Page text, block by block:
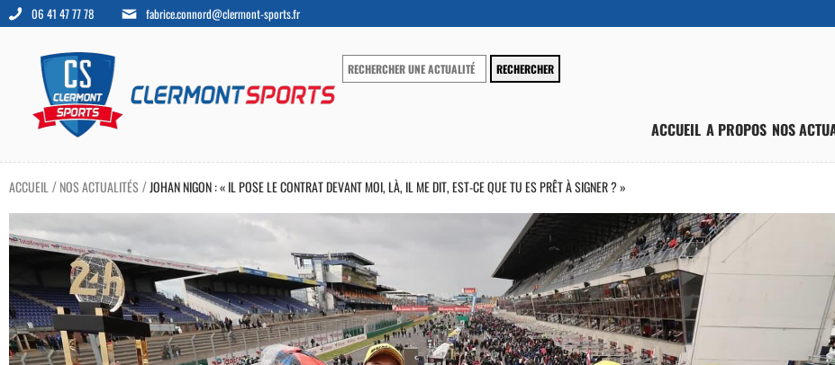
06 41 47 77 78 fabrice.connord@clermont-sports.fr
ACCUEIL A PROPOS NOS
ACCUEIL / NOS ACTUALITÉS/ JOHAN NIGON : « IL POSE LE CONTRAT DEVANT MOI, LÀ, IL ME DIT, EST-CE QUE TU ES PRÊT À SIGNER ? »